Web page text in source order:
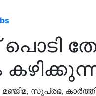
മഞ്ജിമ, സുപ്രഭ,